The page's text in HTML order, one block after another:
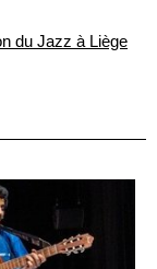
du Jazz à Liège